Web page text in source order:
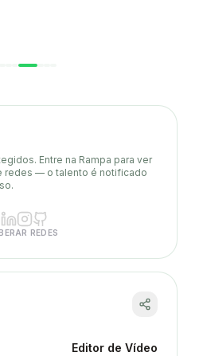
que realmente conectam com
Entre na Rampa para ver
redes — o talento é notificado
REDES
Editor de Vídeo